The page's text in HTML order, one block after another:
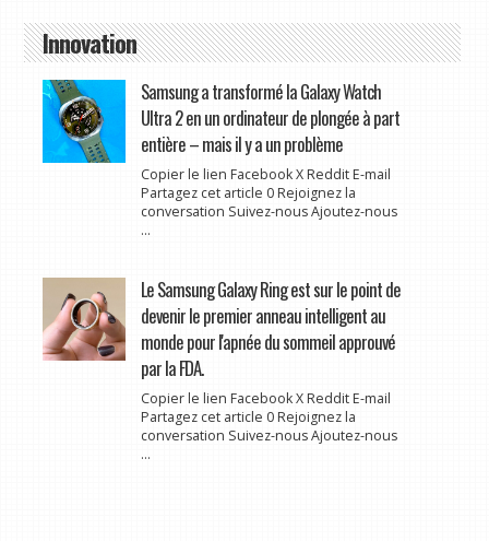
Innovation
Samsung a transformé la Galaxy Watch
Ultra 2 en un ordinateur de plongée à part
entière – mais il y a un problème
Copier le lien Facebook X Reddit E-mail
Partagez cet article 0 Rejoignez la
conversation Suivez-nous Ajoutez-nous
...
Le Samsung Galaxy Ring est sur le point de
devenir le premier anneau intelligent au
monde pour l'apnée du sommeil approuvé
par la FDA.
Copier le lien Facebook X Reddit E-mail
Partagez cet article 0 Rejoignez la
conversation Suivez-nous Ajoutez-nous
...